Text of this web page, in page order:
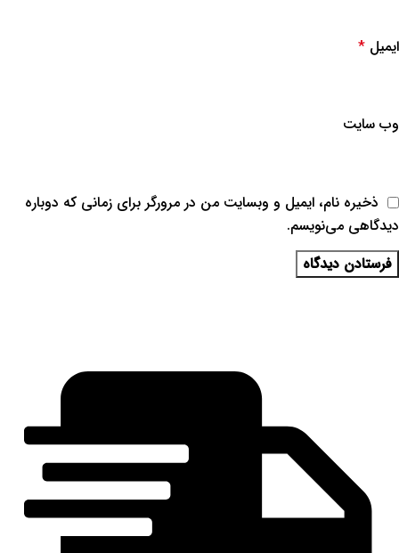
ایمیل *
وب‌ سایت
ذخیره نام، ایمیل و وبسایت من در مرورگر برای زمانی که دوباره
دیدگاهی می‌نویسم.